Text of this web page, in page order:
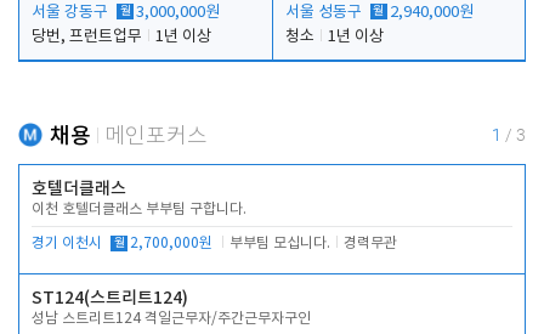
서울 강동구 월 3,000,000원
당번, 프런트업무
1년 이상
서울 성동구 월 2,940,000원
청소
1년 이상
채용 메인포커스 1 / 3
호텔더클래스
이천 호텔더클래스 부부팀 구합니다.
경기 이천시 월 2,700,000원 부부팀 모십니다. 경력무관
ST124(스트리트124)
성남 스트리트124 격일근무자/주간근무자구인